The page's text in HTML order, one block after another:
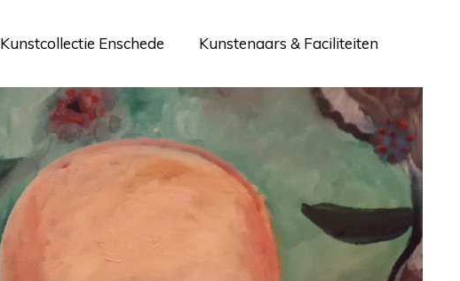
Kunstcollectie Enschede Kunstenaars & Faciliteiten